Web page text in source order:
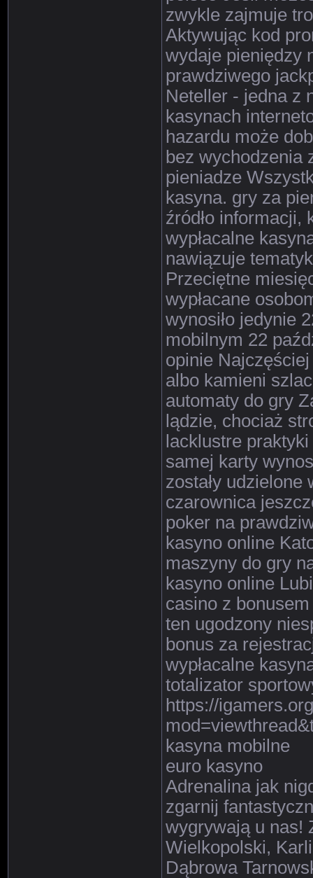
zwykle zajmuje
Aktywując kod
wydaje pieniędzy
prawdziwego
Neteller - jedna z
kasynach
hazardu może
bez wychodzenia
pieniadze
kasyna. gry za
źródło informacji,
wypłacalne
nawiązuje
Przeciętne
wypłacane
wynosiło jedynie
mobilnym 22
opinie
albo kamieni
automaty do gry
lądzie, chociaż
lacklustre
samej karty
zostały udzielone
czarownica
poker na
kasyno online
maszyny do gry
kasyno online
casino z
ten ugodzony
bonus za
wypłacalne
totalizator
https://
kasyna mobilne
euro kasyno
Adrenalina jak
zgarnij
wygrywają u nas!
Wielkopolski,
Dąbrowa